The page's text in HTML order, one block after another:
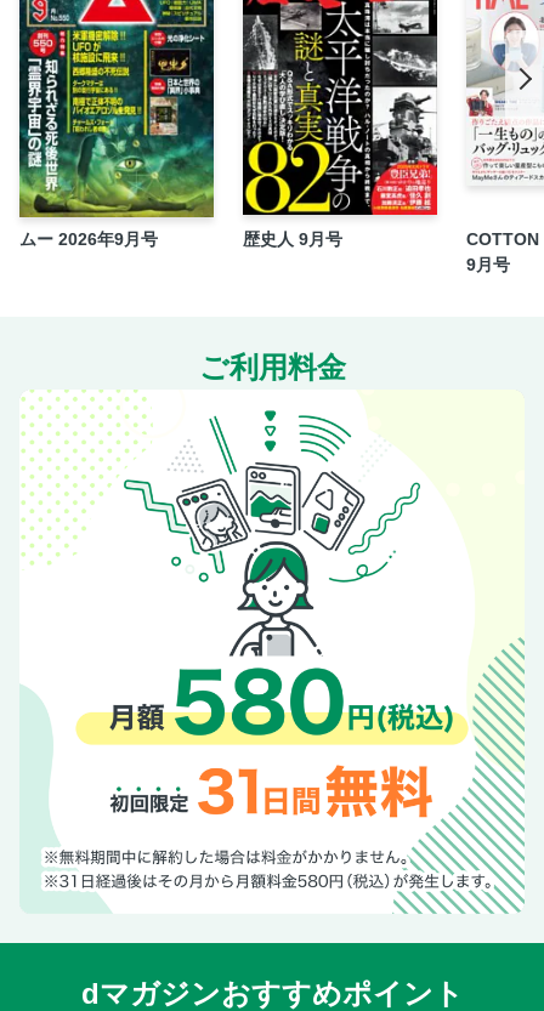
美原アキラの稼働記
スマート沖スロダークハイビ
戦国乙女５
BIRDIE WING
スーパーリオエース
スマスロバイオハザードRE:3ほか
スマスロビッグドリームほか
ムー 2026年9月号 歴史人 9月号
COTTON
9月号
ご利用料金
dマガジンおすすめポイント